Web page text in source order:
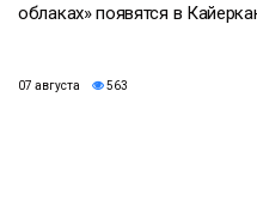
облаках» появятся в
07 августа 563